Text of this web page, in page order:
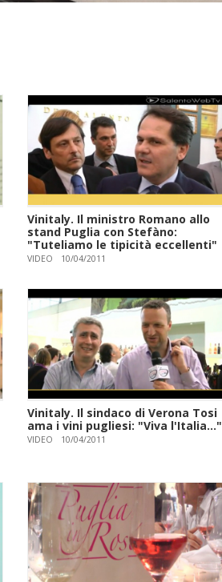
Vinitaly. Il ministro Romano allo
stand Puglia con Stefàno:
"Tuteliamo le tipicità eccellenti"
VIDEO 10/04/2011
Vinitaly. Il sindaco di Verona Tosi
ama i vini pugliesi: "Viva l'Italia..."
VIDEO 10/04/2011